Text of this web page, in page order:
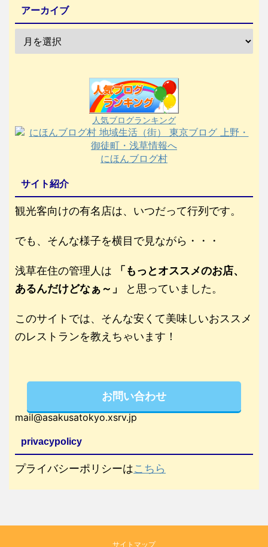
アーカイブ
人気ブログランキング
にほんブログ村
サイト紹介
観光客向けの有名店は、いつだって行列です。
でも、そんな様子を横目で見ながら・・・
浅草在住の管理人は
「もっとオススメのお店、
あるんだけどなぁ～」
と思っていました。
このサイトでは、そんな安くて美味しいおススメ
のレストランを教えちゃいます！
お問い合わせ
mail@asakusatokyo.xsrv.jp
privacypolicy
プライバシーポリシーはこちら
サイトマップ